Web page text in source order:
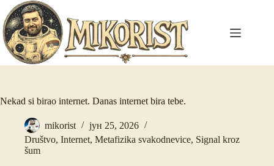
Skip
to
content
Nekad si birao internet. Danas internet bira tebe.
mikorist
јун 25, 2026
Društvo, Internet, Metafizika svakodnevice, Signal kroz
šum